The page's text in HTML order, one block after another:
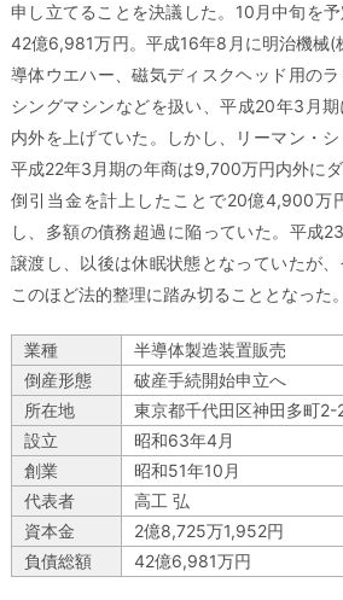
申し立てることを決議した。10月中旬を
42億6,981万円。平成16年8月に明治機械(
導体ウエハー、磁気ディスクヘッド用の
シングマシンなどを扱い、平成20年3月
内外を上げていた。しかし、リーマン・
平成22年3月期の年商は9,700万円内外に
倒引当金を計上したことで20億4,900万
し、多額の債務超過に陥っていた。平成
譲渡し、以後は休眠状態となっていたが、
このほど法的整理に踏み切ることとなった。
業種
半導体製造装置販売
倒産形態
破産手続開始申立へ
所在地
東京都千代田区神田多町2-
設立
昭和63年4月
創業
昭和51年10月
代表者
高工 弘
資本金
2億8,725万1,952円
負債総額
42億6,981万円